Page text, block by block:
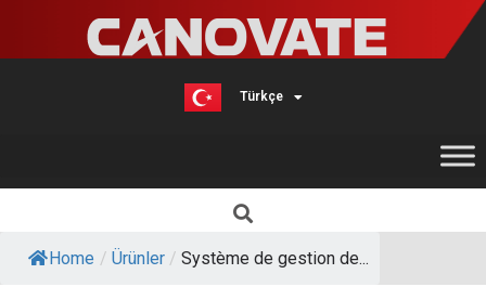
Türkçe
English
Home / Ürünler / Système de gestion de...